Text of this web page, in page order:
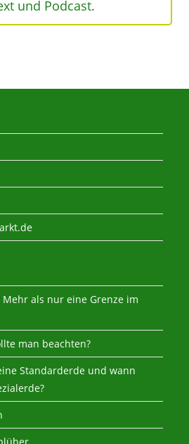
und Podcast.
als nur eine Grenze im
man beachten?
Standarderde und wann